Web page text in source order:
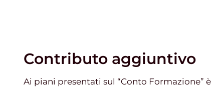
Contributo aggiuntivo
Ai piani presentati sul “Conto Formazione” è